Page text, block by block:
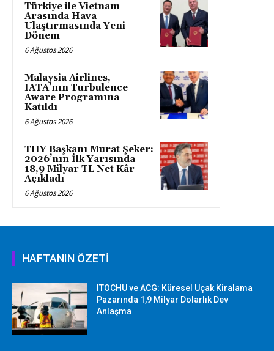
Türkiye ile Vietnam
Arasında Hava
Ulaştırmasında Yeni
Dönem
6 Ağustos 2026
Malaysia Airlines,
IATA’nın Turbulence
Aware Programına
Katıldı
6 Ağustos 2026
THY Başkanı Murat Şeker:
2026’nın İlk Yarısında
18,9 Milyar TL Net Kâr
Açıkladı
6 Ağustos 2026
HAFTANIN ÖZETİ
ITOCHU ve ACG: Küresel Uçak Kiralama
Pazarında 1,9 Milyar Dolarlık Dev
Anlaşma